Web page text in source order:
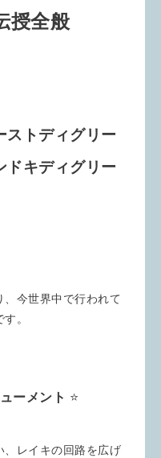
授全般
トディグリー
キディグリー
今世界中で行われて
。
ーメント ⭐️
レイキの回路を広げ